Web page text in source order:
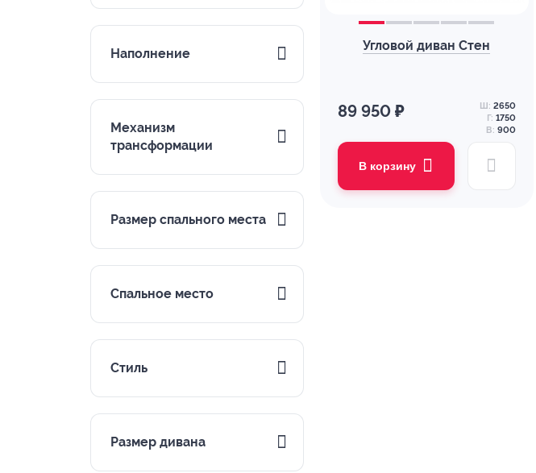
Наполнение
Механизм
трансформации
Размер спального места
Спальное место
Стиль
Размер дивана
Угловой диван Стен
89 950 ₽ Ш: 2650
Г: 1750
В: 900
В корзину